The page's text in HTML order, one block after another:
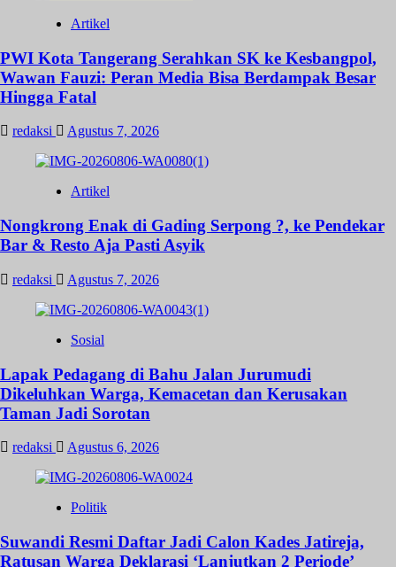
Artikel
PWI Kota Tangerang Serahkan SK ke Kesbangpol,
Wawan Fauzi: Peran Media Bisa Berdampak Besar
Hingga Fatal
redaksi Agustus 7, 2026
Artikel
Nongkrong Enak di Gading Serpong ?, ke Pendekar
Bar & Resto Aja Pasti Asyik
redaksi Agustus 7, 2026
Sosial
Lapak Pedagang di Bahu Jalan Jurumudi
Dikeluhkan Warga, Kemacetan dan Kerusakan
Taman Jadi Sorotan
redaksi Agustus 6, 2026
Politik
Suwandi Resmi Daftar Jadi Calon Kades Jatireja,
Ratusan Warga Deklarasi ‘Lanjutkan 2 Periode’